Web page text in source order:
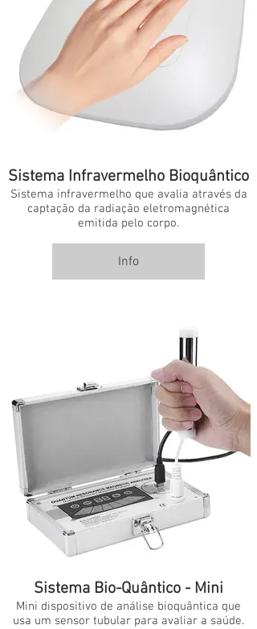
Sistema Infravermelho Bioquântico
Sistema infravermelho que avalia através da
captação da radiação eletromagnética
emitida pelo corpo.
Info
Sistema Bio-Quântico - Mini
Mini dispositivo de análise bioquântica que
usa um sensor tubular para avaliar a saúde.